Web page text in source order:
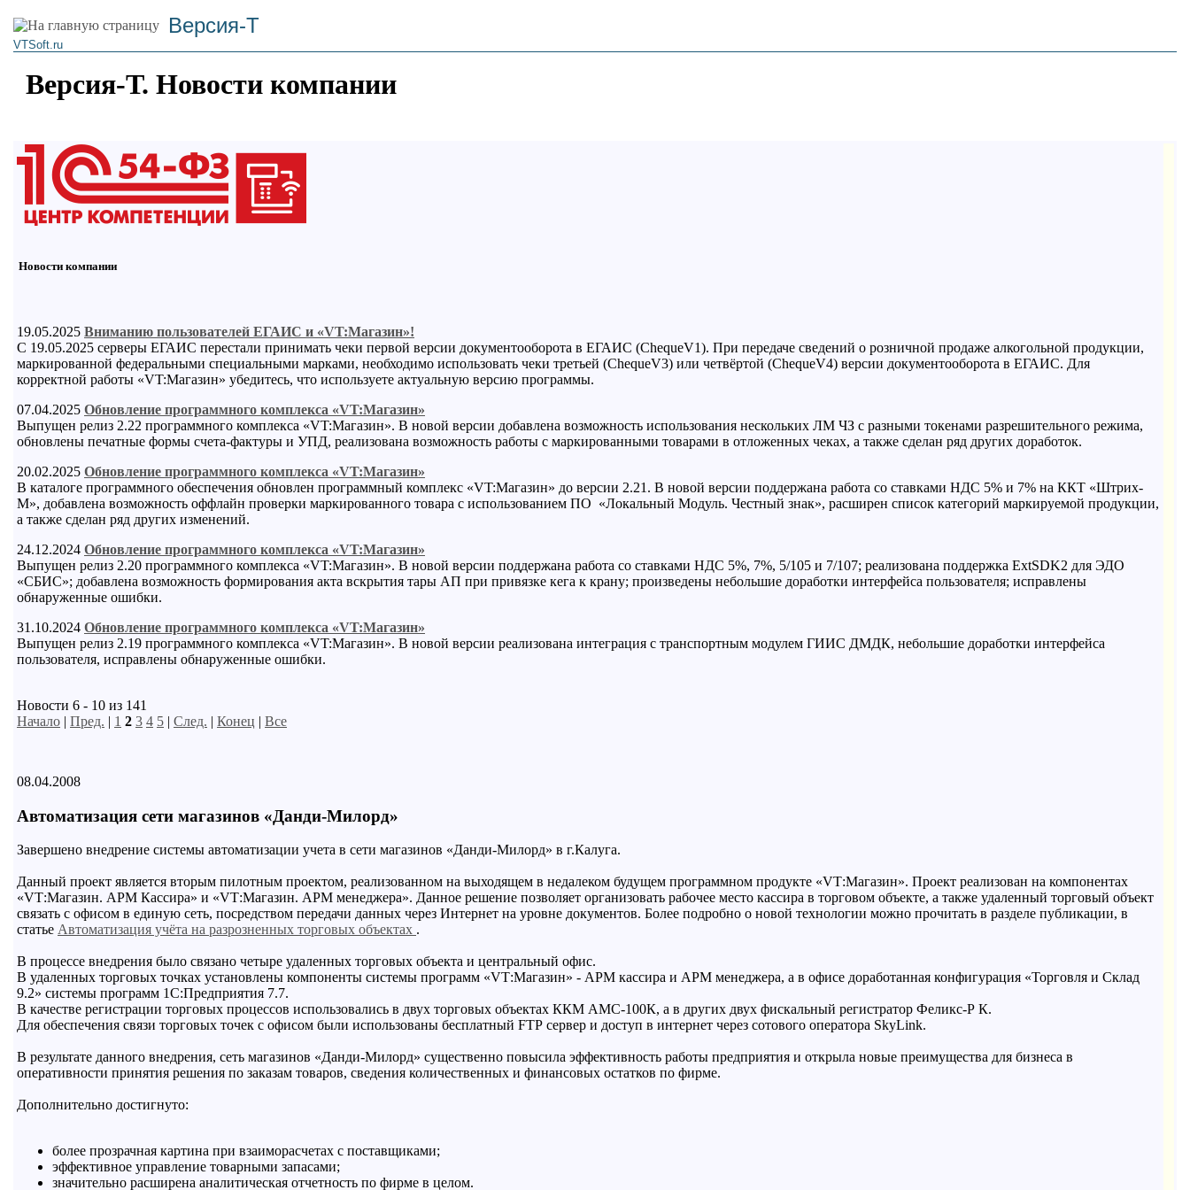
Версия-Т
VTSoft.ru
Версия-Т. Новости компании
Новости компании
19.05.2025 Вниманию пользователей ЕГАИС и «VT:Магазин»!
С 19.05.2025 серверы ЕГАИС перестали принимать чеки первой версии документооборота в ЕГАИС (ChequeV1). При передаче сведений о розничной продаже алкогольной продукции,
маркированной федеральными специальными марками, необходимо использовать чеки третьей (ChequeV3) или четвёртой (ChequeV4) версии документооборота в ЕГАИС. Для
корректной работы «VT:Магазин» убедитесь, что используете актуальную версию программы.
07.04.2025 Обновление программного комплекса «VT:Магазин»
Выпущен релиз 2.22 программного комплекса «VT:Магазин». В новой версии добавлена возможность использования нескольких ЛМ ЧЗ с разными токенами разрешительного режима,
обновлены печатные формы счета-фактуры и УПД, реализована возможность работы с маркированными товарами в отложенных чеках, а также сделан ряд других доработок.
20.02.2025 Обновление программного комплекса «VT:Магазин»
В каталоге программного обеспечения обновлен программный комплекс «VT:Магазин» до версии 2.21. В новой версии поддержана работа со ставками НДС 5% и 7% на ККТ «Штрих-
М», добавлена возможность оффлайн проверки маркированного товара с использованием ПО «Локальный Модуль. Честный знак», расширен список категорий маркируемой продукции,
а также сделан ряд других изменений.
24.12.2024 Обновление программного комплекса «VT:Магазин»
Выпущен релиз 2.20 программного комплекса «VT:Магазин». В новой версии поддержана работа со ставками НДС 5%, 7%, 5/105 и 7/107; реализована поддержка ExtSDK2 для ЭДО
«СБИС»; добавлена возможность формирования акта вскрытия тары АП при привязке кега к крану; произведены небольшие доработки интерфейса пользователя; исправлены
обнаруженные ошибки.
31.10.2024 Обновление программного комплекса «VT:Магазин»
Выпущен релиз 2.19 программного комплекса «VT:Магазин». В новой версии реализована интеграция с транспортным модулем ГИИС ДМДК, небольшие доработки интерфейса
пользователя, исправлены обнаруженные ошибки.
Новости 6 - 10 из 141
Начало | Пред. | 1 2 3 4 5 | След. | Конец | Все
08.04.2008
Автоматизация сети магазинов «Данди-Милорд»
Завершено внедрение системы автоматизации учета в сети магазинов «Данди-Милорд» в г.Калуга.
Данный проект является вторым пилотным проектом, реализованном на выходящем в недалеком будущем программном продукте «VT:Магазин». Проект реализован на компонентах
«VT:Магазин. АРМ Кассира» и «VT:Магазин. АРМ менеджера». Данное решение позволяет организовать рабочее место кассира в торговом объекте, а также удаленный торговый объект
связать с офисом в единую сеть, посредством передачи данных через Интернет на уровне документов. Более подробно о новой технологии можно прочитать в разделе публикации, в
статье Автоматизация учёта на разрозненных торговых объектах .
В процессе внедрения было связано четыре удаленных торговых объекта и центральный офис.
В удаленных торговых точках установлены компоненты системы программ «VT:Магазин» - АРМ кассира и АРМ менеджера, а в офисе доработанная конфигурация «Торговля и Склад
9.2» системы программ 1С:Предприятия 7.7.
В качестве регистрации торговых процессов использовались в двух торговых объектах ККМ АМС-100К, а в других двух фискальный регистратор Феликс-Р К.
Для обеспечения связи торговых точек с офисом были использованы бесплатный FTP сервер и доступ в интернет через сотового оператора SkyLink.
В результате данного внедрения, сеть магазинов «Данди-Милорд» существенно повысила эффективность работы предприятия и открыла новые преимущества для бизнеса в
оперативности принятия решения по заказам товаров, сведения количественных и финансовых остатков по фирме.
Дополнительно достигнуто:
более прозрачная картина при взаиморасчетах с поставщиками;
эффективное управление товарными запасами;
значительно расширена аналитическая отчетность по фирме в целом.